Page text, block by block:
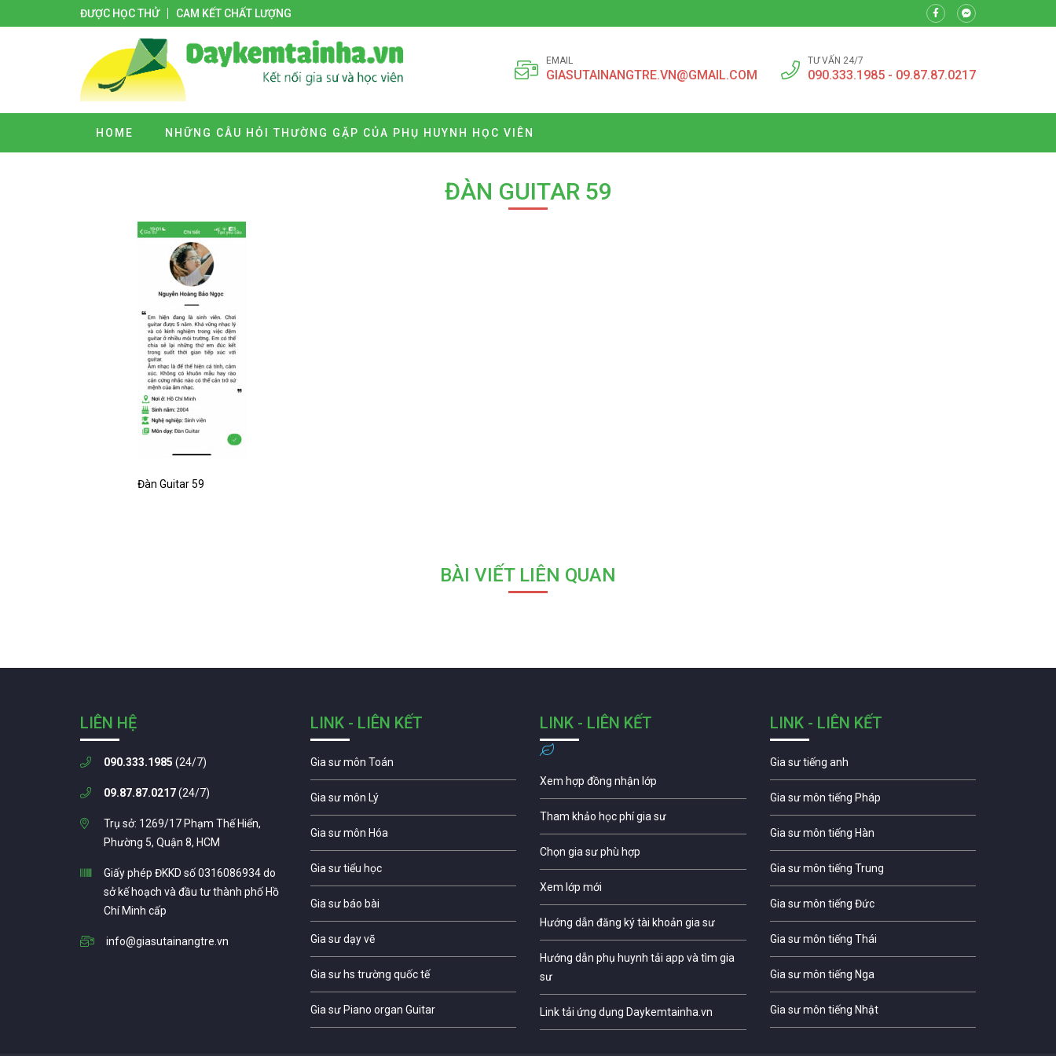
ĐƯỢC HỌC THỬ CAM KẾT CHẤT LƯỢNG
EMAIL
GIASUTAINANGTRE.VN@GMAIL.COM
TƯ VẤN 24/7
090.333.1985 - 09.87.87.0217
HOME NHỮNG CÂU HỎI THƯỜNG GẶP CỦA PHỤ HUYNH HỌC VIÊN
ĐÀN GUITAR 59
Đàn Guitar 59
BÀI VIẾT LIÊN QUAN
LIÊN HỆ
090.333.1985 (24/7)
09.87.87.0217(24/7)
Trụ sở: 1269/17 Phạm Thế Hiển,
Phường 5, Quận 8, HCM
Giấy phép ĐKKD số 0316086934 do
sở kế hoạch và đầu tư thành phố Hồ
Chí Minh cấp
info@giasutainangtre.vn
LINK - LIÊN KẾT
Gia sư môn Toán
Gia sư môn Lý
Gia sư môn Hóa
Gia sư tiểu học
Gia sư báo bài
Gia sư dạy vẽ
Gia sư hs trường quốc tế
Gia sư Piano organ Guitar
LINK - LIÊN KẾT
Xem hợp đồng nhận lớp
Tham khảo học phí gia sư
Chọn gia sư phù hợp
Xem lớp mới
Hướng dẫn đăng ký tài khoản gia sư
Hướng dẫn phụ huynh tải app và tìm gia
sư
Link tải ứng dụng Daykemtainha.vn
LINK - LIÊN KẾT
Gia sư tiếng anh
Gia sư môn tiếng Pháp
Gia sư môn tiếng Hàn
Gia sư môn tiếng Trung
Gia sư môn tiếng Đức
Gia sư môn tiếng Thái
Gia sư môn tiếng Nga
Gia sư môn tiếng Nhật